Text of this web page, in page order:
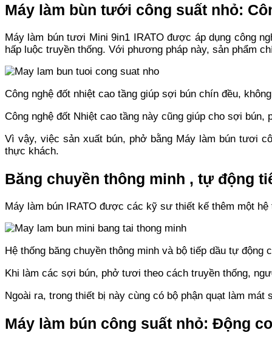
Máy làm bùn tưới công suất nhỏ:
Máy làm bún tươi Mini 9in1 IRATO được áp dụng công
hấp luộc truyền thống. Với phương pháp này, sản phẩm
Công nghệ đốt nhiệt cao tầng giúp sợi bún chín đều,
Công nghệ đốt Nhiệt cao tầng này cũng giúp cho sợi
Vì vậy, việc sản xuất bún, phở bằng Máy làm bún tươi
thực khách.
Băng chuyền thông minh , tự động
Máy làm bún IRATO được các kỹ sư thiết kế thêm một
Hệ thống băng chuyền thông minh và bộ tiếp dầu tự động
Khi làm các sợi bún, phở tươi theo cách truyền thống,
Ngoài ra, trong thiết bị này cùng có bộ phận quạt làm
Máy làm bún công suất nhỏ: Động